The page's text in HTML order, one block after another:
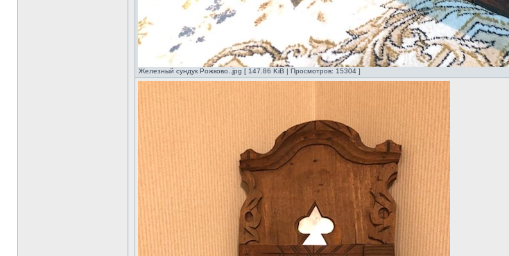
Железный сундук Рожково..jpg [ 147.86 KiB | Просмотров: 15304 ]